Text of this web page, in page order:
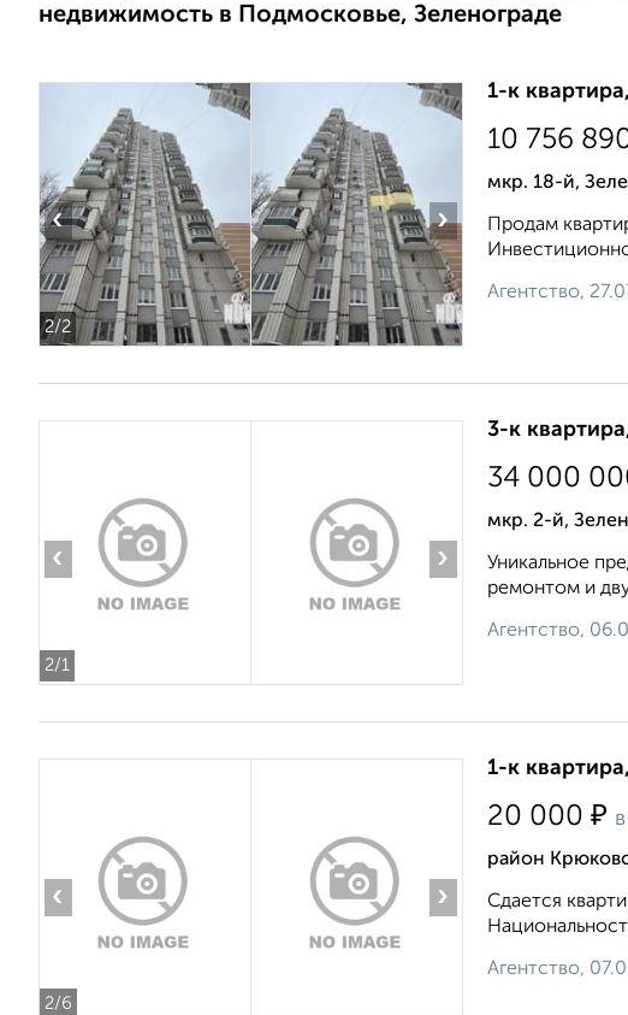
недвижимость в Подмосковье, Зеленограде
2/2
‹ ›
1-к
10 756
мкр. 18-й,
Продам
Агентство,
2/1
‹ ›
3-к
34 000
мкр. 2-й,
Уникальное
ремонтом и
Агентство,
2/6
‹ ›
1-к
20 000 ₽
район
Сдается
Агентство,